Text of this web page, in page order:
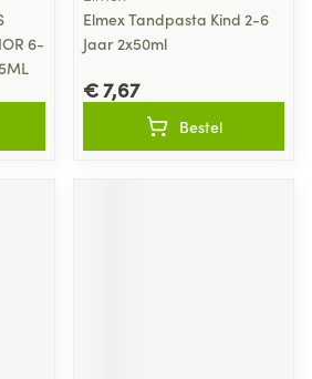
6-
Elmex Tandpasta Kind 2-6
Jaar 2x50ml
€ 7,67
Bestel